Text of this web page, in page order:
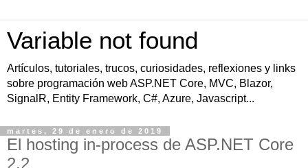
Variable not found
Artículos, tutoriales, trucos, curiosidades, reflexiones y links
sobre programación web ASP.NET Core, MVC, Blazor,
SignalR, Entity Framework, C#, Azure, Javascript...
martes, 29 de enero de 2019
El hosting in-process de ASP.NET Core
2.2